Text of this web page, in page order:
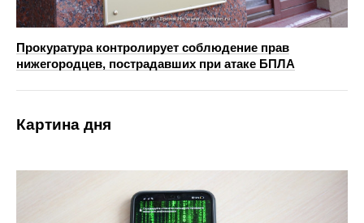
Прокуратура контролирует соблюдение прав
нижегородцев, пострадавших при атаке БПЛА
Картина дня